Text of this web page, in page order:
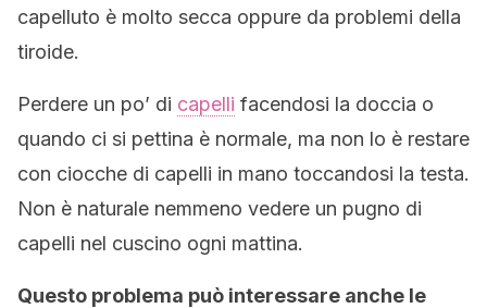
capelluto è molto secca oppure da problemi della
tiroide.
Perdere un po’ di capelli facendosi la doccia o
quando ci si pettina è normale, ma non lo è restare
con ciocche di capelli in mano toccandosi la testa.
Non è naturale nemmeno vedere un pugno di
capelli nel cuscino ogni mattina.
Questo problema può interessare anche le